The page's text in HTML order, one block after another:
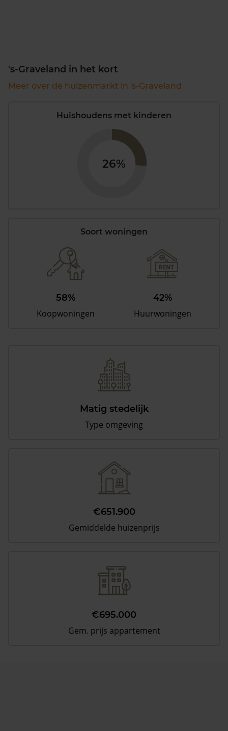
's-Graveland in het kort
Meer over de huizenmarkt in 's-Graveland
Huishoudens met kinderen
26%
Soort woningen
58%
Koopwoningen
42%
Huurwoningen
Matig stedelijk
Type omgeving
€651.900
Gemiddelde huizenprijs
€695.000
Gem. prijs appartement